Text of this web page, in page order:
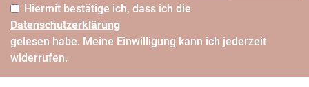
Hiermit bestätige ich, dass ich die
Daten­schutz­erklärung
gelesen habe. Meine Einwilligung kann ich jederzeit
widerrufen.